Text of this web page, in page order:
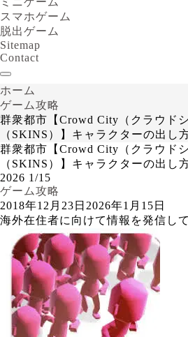
スマホゲーム
脱出ゲーム
Sitemap
Contact
ホーム
ゲーム攻略
群衆都市【Crowd City（クラウド
（SKINS）】キャラクターの出し
群衆都市【Crowd City（クラウド
（SKINS）】キャラクターの出し
2026 1/15
ゲーム攻略
2018年12月23日 2026年1月15日
海外在住者に向けて情報を発信し